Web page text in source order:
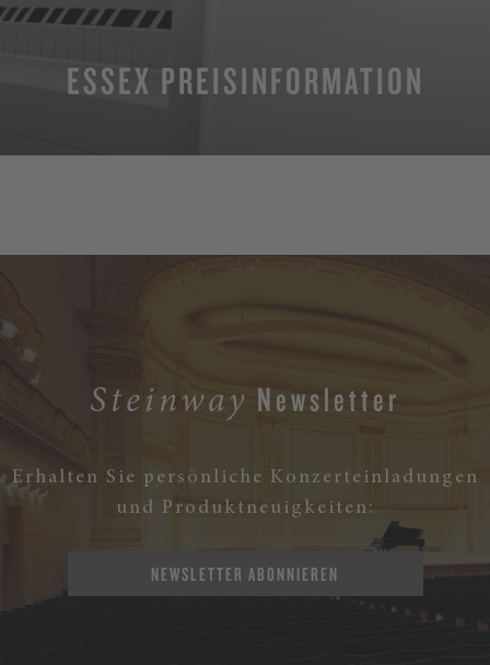
ESSEX PREISINFORMATION
Steinway Newsletter
Erhalten Sie persönliche Konzerteinladungen
und Produktneuigkeiten:
NEWSLETTER ABONNIEREN